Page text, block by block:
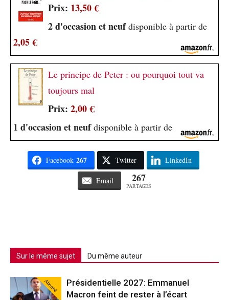
Prix: 13,50 €
2 d'occasion et neufdisponible à partir de
2,05 €
Le principe de Peter : ou pourquoi tout va
toujours mal
Prix: 2,00 €
1 d'occasion et neufdisponible à partir de
Facebook 267 Twitter LinkedIn
Email 267
PARTAGES
Sur le même sujet Du même auteur
Abonné
Présidentielle 2027: Emmanuel
Macron feint de rester à l’écart